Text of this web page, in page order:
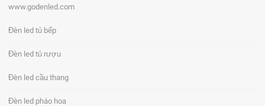
www.godenled.com
Đèn led tủ bếp
Đèn led tủ rượu
Đèn led cầu thang
Đèn led pháo hoa